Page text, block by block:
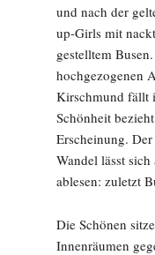
und nach der
up-Girls mit
gestelltem
hochgezogenen
Kirschmund fällt
Schönheit
Erscheinung.
Wandel lässt
ablesen: zuletzt
Die Schönen
Innenräumen